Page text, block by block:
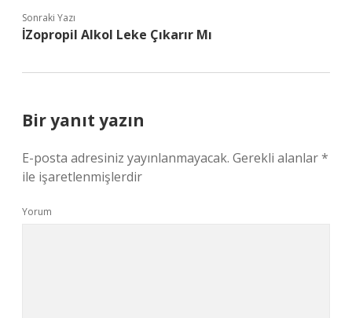
Sonraki Yazı
İZopropil Alkol Leke Çıkarır Mı
Bir yanıt yazın
E-posta adresiniz yayınlanmayacak. Gerekli alanlar*
ile işaretlenmişlerdir
Yorum